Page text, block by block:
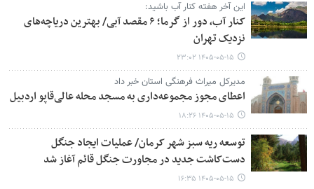
این آخر هفته کنار آب باشید:
کنار آب، دور از گرما؛ ۶ مقصد آبی/ بهترین دریاچه‌های
نزدیک تهران
۱۴۰۵-۰۵-۱۵ ۲۳:۰۲
مدیرکل میراث‌ فرهنگی استان خبر داد
اعطای مجوز مجموعه‌داری به مسجد محله عالی‌قاپو اردبیل
۱۴۰۵-۰۵-۱۵ ۱۸:۲۶
توسعه ریه سبز شهر کرمان/ عملیات ایجاد جنگل
دست‌کاشت جدید در مجاورت جنگل قائم آغاز شد
۱۴۰۵-۰۵-۱۵ ۱۶:۳۵